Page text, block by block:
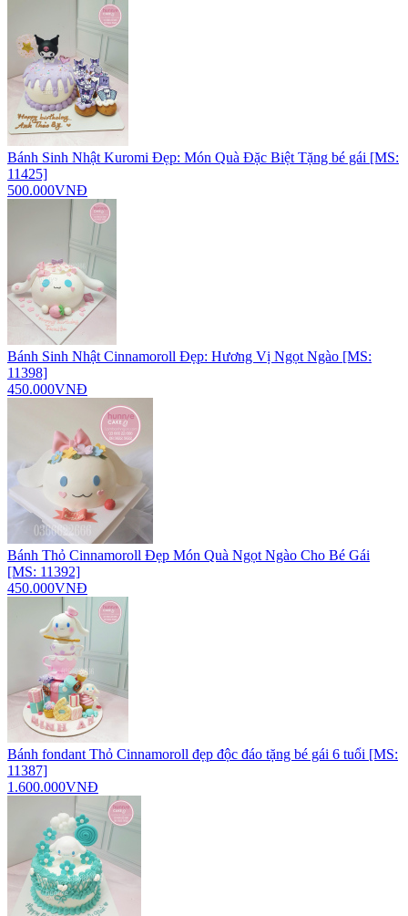
Bánh Sinh Nhật Kuromi Đẹp: Món Quà Đặc Biệt Tặng bé gái [MS:
11425]
500.000VNĐ
Bánh Sinh Nhật Cinnamoroll Đẹp: Hương Vị Ngọt Ngào [MS:
11398]
450.000VNĐ
Bánh Thỏ Cinnamoroll Đẹp Món Quà Ngọt Ngào Cho Bé Gái
[MS: 11392]
450.000VNĐ
Bánh fondant Thỏ Cinnamoroll đẹp độc đáo tặng bé gái 6 tuổi [MS:
11387]
1.600.000VNĐ